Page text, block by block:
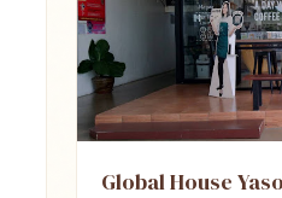
Global House